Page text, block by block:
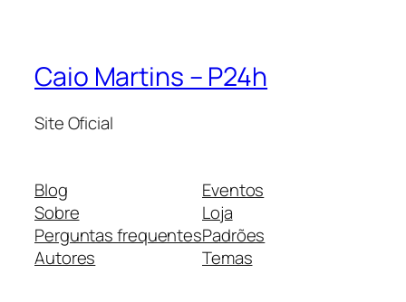
Caio Martins – P24h
Site Oficial
Blog
Sobre
Perguntas frequentes
Autores
Eventos
Loja
Padrões
Temas